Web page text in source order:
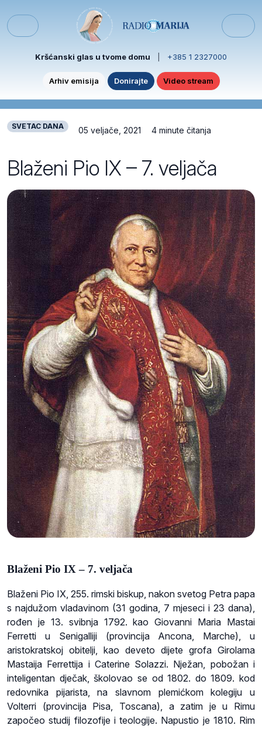
Menu
Kršćanski glas u tvome domu +385 1 2327000
Arhiv emisija Donirajte Video stream
SVETAC DANA 05 veljače, 2021 4 minute čitanja
Blaženi Pio IX – 7. veljača
Blaženi Pio IX – 7. veljača
Blaženi Pio IX, 255. rimski biskup, nakon svetog Petra papa
s najdužom vladavinom (31 godina, 7 mjeseci i 23 dana),
rođen je 13. svibnja 1792. kao Giovanni Maria Mastai
Ferretti u Senigalliji (provincija Ancona, Marche), u
aristokratskoj obitelji, kao deveto dijete grofa Girolama
Mastaija Ferrettija i Caterine Solazzi. Nježan, pobožan i
inteligentan dječak, školovao se od 1802. do 1809. kod
redovnika pijarista, na slavnom plemićkom kolegiju u
Volterri (provincija Pisa, Toscana), a zatim je u Rimu
započeo studij filozofije i teologije. Napustio je 1810. Rim